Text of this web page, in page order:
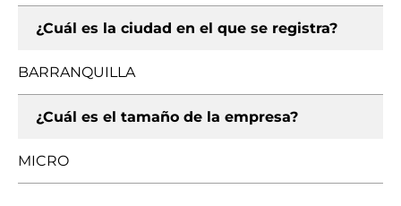
¿Cuál es la ciudad en el que se registra?
BARRANQUILLA
¿Cuál es el tamaño de la empresa?
MICRO